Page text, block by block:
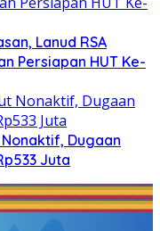
Lanud RSA
Persiapan HUT Ke-
Dugaan
Juta